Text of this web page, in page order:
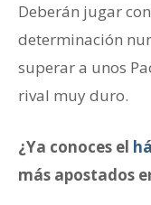
Deberán jugar
determinación
superar a unos
rival muy duro.
¿Ya conoces el
más apostados